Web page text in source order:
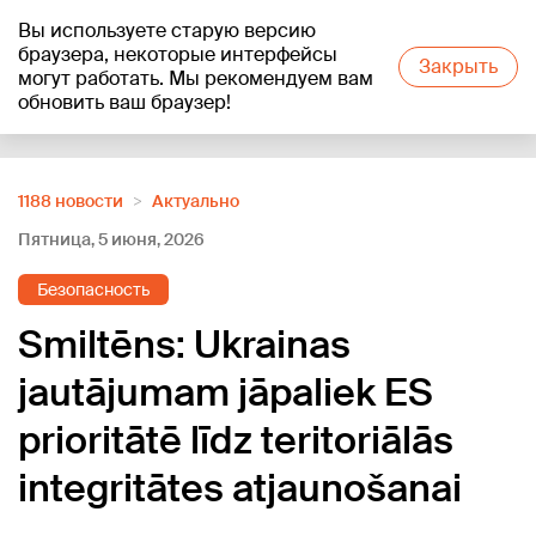
Вы используете старую версию
браузера, некоторые интерфейсы
могут работать. Мы рекомендуем вам
обновить ваш браузер!
Закрыть
+20°C
1188 новости
Актуально
Пятница, 5 июня, 2026
Безопасность
Smiltēns: Ukrainas
jautājumam jāpaliek ES
prioritātē līdz teritoriālās
integritātes atjaunošanai